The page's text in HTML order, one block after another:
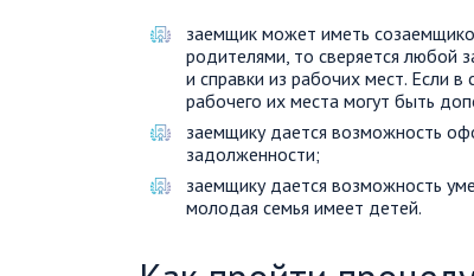
заемщик может иметь
родителями, то сверяется любой
и справки из рабочих мест. Если
рабочего их места могут быть
заемщику дается возможность
задолженности;
заемщику дается возможность
молодая семья имеет детей.